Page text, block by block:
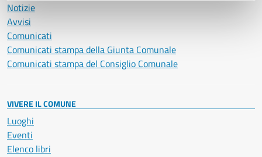
Notizie
Avvisi
Comunicati
Comunicati stampa della Giunta Comunale
Comunicati stampa del Consiglio Comunale
VIVERE IL COMUNE
Luoghi
Eventi
Elenco libri